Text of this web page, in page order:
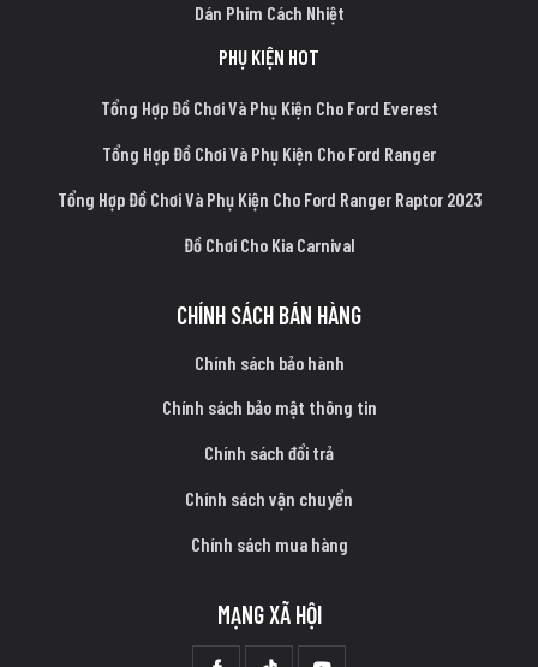
Dán Phim Cách Nhiệt
PHỤ KIỆN HOT
Tổng Hợp Đồ Chơi Và Phụ Kiện Cho Ford Everest
Tổng Hợp Đồ Chơi Và Phụ Kiện Cho Ford Ranger
Tổng Hợp Đồ Chơi Và Phụ Kiện Cho Ford Ranger Raptor 2023
Đồ Chơi Cho Kia Carnival
CHÍNH SÁCH BÁN HÀNG
Chính sách bảo hành
Chính sách bảo mật thông tin
Chính sách đổi trả
Chính sách vận chuyển
Chính sách mua hàng
MẠNG XÃ HỘI